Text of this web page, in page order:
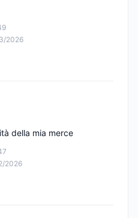
2026
2026
della mia merce